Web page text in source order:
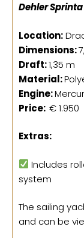
Dehler
Location:
Dimensions:
Draft:1,35 m
Material:
Engine:
Price: € 1.950
Extras:
Includes
system
The sailing
and can be